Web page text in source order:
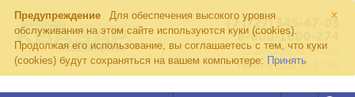
×
Предупреждение
Для обеспечения высокого уровня
обслуживания на этом сайте используются куки (cookies).
Продолжая его использование, вы соглашаетесь с тем, что куки
(cookies) будут сохраняться на вашем компьютере: Принять
+7 (727) 345-47-03
8-800-1000-274
kvazar91@yandex.ru
Пн-пт с 8:00 до 17:00